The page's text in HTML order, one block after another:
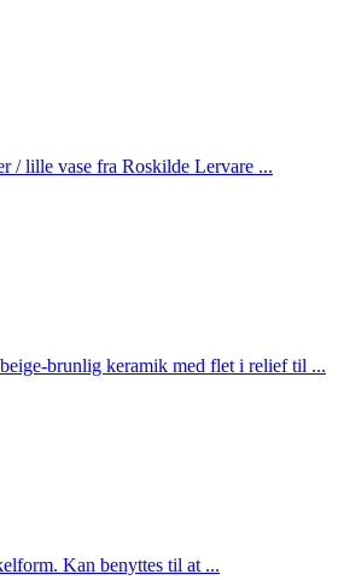
/ lille vase fra Roskilde Lervare ...
brunlig keramik med flet i relief til ...
Kan benyttes til at ...